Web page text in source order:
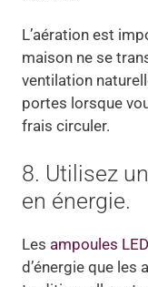
L’aération est
maison ne se
ventilation
portes lorsque
frais circuler.
8. Utilisez
en énergie.
Les ampoules LED
d’énergie que les